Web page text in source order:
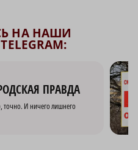
НА НАШИ
ПРАВДА
точно. И ничего лишнего